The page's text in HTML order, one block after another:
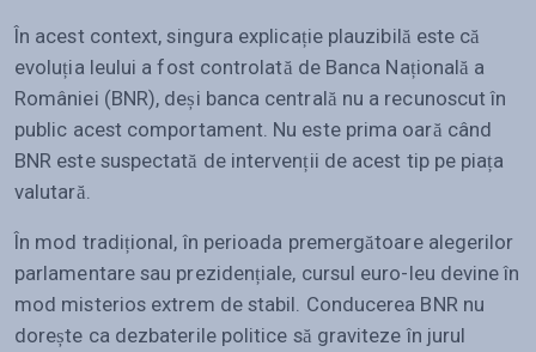
În acest context, singura explicație plauzibilă este că
evoluția leului a fost controlată de Banca Națională a
României (BNR), deși banca centrală nu a recunoscut în
public acest comportament. Nu este prima oară când
BNR este suspectată de intervenții de acest tip pe piața
valutară.
În mod tradițional, în perioada premergătoare alegerilor
parlamentare sau prezidențiale, cursul euro-leu devine în
mod misterios extrem de stabil. Conducerea BNR nu
dorește ca dezbaterile politice să graviteze în jurul